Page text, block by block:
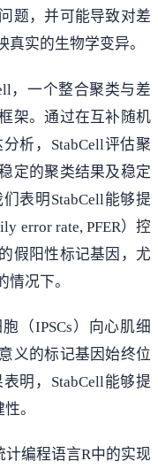
题，并可能导致对差
实的生物学变异。
，一个整合聚类与差
架。通过在互补随机
析，StabCell评估聚
定的聚类结果及稳定
表明StabCell能够提
error rate, PFER）控
假阳性标记基因，尤
况下。
（IPSCs）向心肌细
义的标记基因始终位
明，StabCell能够提
。
计编程语言R中的实现